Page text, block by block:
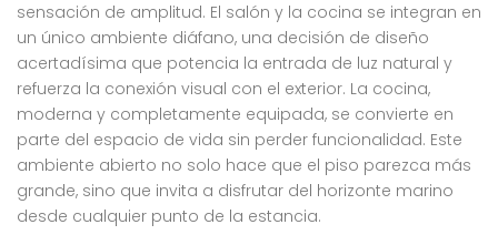
sensación de amplitud. El salón y la cocina se integran en
un único ambiente diáfano, una decisión de diseño
acertadísima que potencia la entrada de luz natural y
refuerza la conexión visual con el exterior. La cocina,
moderna y completamente equipada, se convierte en
parte del espacio de vida sin perder funcionalidad. Este
ambiente abierto no solo hace que el piso parezca más
grande, sino que invita a disfrutar del horizonte marino
desde cualquier punto de la estancia.